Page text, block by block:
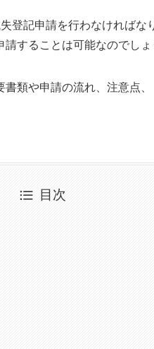
登記申請を行わなければな
することは可能なのでしょ
類や申請の流れ、注意点
目次